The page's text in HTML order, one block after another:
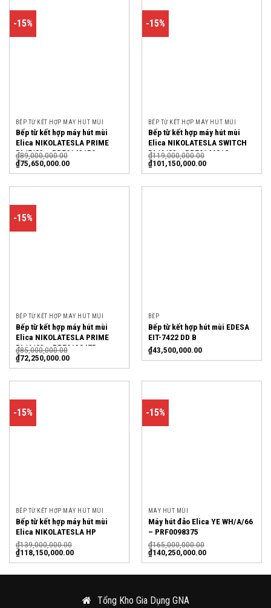
-15%
BẾP TỪ KẾT HỢP MÁY HÚT MÙI
Bếp từ kết hợp máy hút mùi
Elica NIKOLATESLA PRIME
BL/F/83 – PRF0143159
₫89,000,000.00
₫75,650,000.00
-15%
BẾP TỪ KẾT HỢP MÁY HÚT MÙI
Bếp từ kết hợp máy hút mùi
Elica NIKOLATESLA SWITCH
BL/A/83 – PRF0146212
₫119,000,000.00
₫101,150,000.00
-15%
BẾP TỪ KẾT HỢP MÁY HÚT MÙI
Bếp từ kết hợp máy hút mùi
Elica NIKOLATESLA PRIME
BL/A/83 – PRF0138475
₫85,000,000.00
₫72,250,000.00
BẾP
Bếp từ kết hợp hút mùi EDESA
EIT-7422 DD B
₫43,500,000.00
-15%
BẾP TỪ KẾT HỢP MÁY HÚT MÙI
Bếp từ kết hợp máy hút mùi
Elica NIKOLATESLA HP
BL/A/83 – PRF0120975
₫139,000,000.00
₫118,150,000.00
-15%
MÁY HÚT MÙI
Máy hút đảo Elica YE WH/A/66
– PRF0098375
₫165,000,000.00
₫140,250,000.00
Tổng Kho Gia Dụng GNA